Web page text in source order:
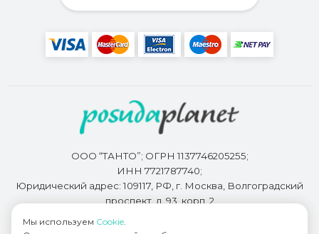
ООО “ТАНТО”; ОГРН 1137746205255;
ИНН 7721787740;
Юридический адрес: 109117, РФ, г. Москва, Волгоградский
проспект, д. 93, корп. 2
Мы используем Cookie.